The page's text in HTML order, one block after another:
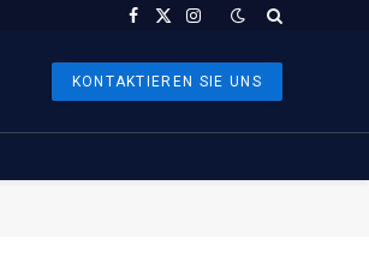
Facebook
X
Instagram
KONTAKTIEREN SIE UNS